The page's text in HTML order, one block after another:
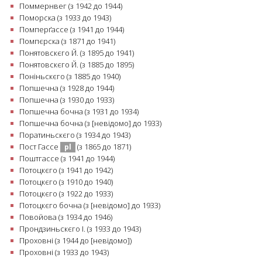
Поммернвег (з 1942 до 1944)
Поморска (з 1933 до 1943)
Помперґассе (з 1941 до 1944)
Помпєрска (з 1871 до 1941)
Понятовскєго Й. (з 1895 до 1941)
Понятовскєго Й. (з 1885 до 1895)
Поніньскєго (з 1885 до 1940)
Попшечна (з 1928 до 1944)
Попшечна (з 1930 до 1933)
Попшечна бочна (з 1931 до 1934)
Попшечна бочна (з [невідомо] до 1933)
Поратиньскєго (з 1934 до 1943)
Пост Гассе
pl
(з 1865 до 1871)
Поштгассе (з 1941 до 1944)
Потоцкєго (з 1941 до 1942)
Потоцкєго (з 1910 до 1940)
Потоцкєго (з 1922 до 1933)
Потоцкєго бочна (з [невідомо] до 1933)
Повойова (з 1934 до 1946)
Прондзиньскєго І. (з 1933 до 1943)
Проховні (з 1944 до [невідомо])
Проховні (з 1933 до 1943)